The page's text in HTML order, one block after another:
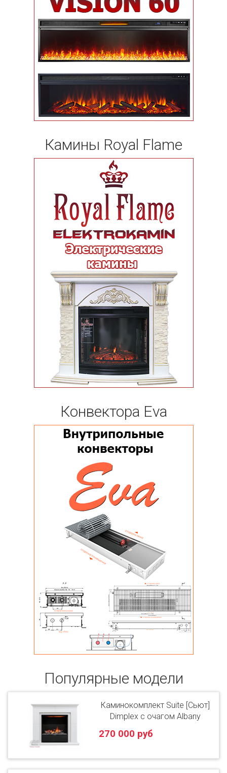
Камины Royal Flame
Конвектора Eva
Популярные модели
Каминокомплект Suite [Сьют]
Dimplex с очагом Albany
270 000 руб